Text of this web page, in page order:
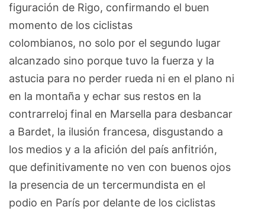
figuración de Rigo, confirmando el buen
momento de los ciclistas
colombianos, no solo por el segundo lugar
alcanzado sino porque tuvo la fuerza y la
astucia para no perder rueda ni en el plano ni
en la montaña y echar sus restos en la
contrarreloj final en Marsella para desbancar
a Bardet, la ilusión francesa, disgustando a
los medios y a la afición del país anfitrión,
que definitivamente no ven con buenos ojos
la presencia de un tercermundista en el
podio en París por delante de los ciclistas